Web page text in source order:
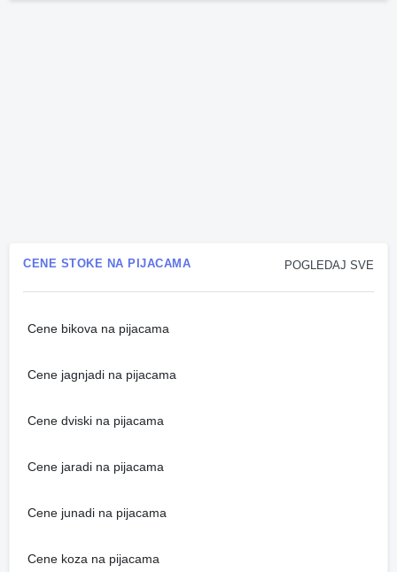
POGLEDAJ SVE
CENE STOKE NA PIJACAMA
Cene bikova na pijacama
Cene jagnjadi na pijacama
Cene dviski na pijacama
Cene jaradi na pijacama
Cene junadi na pijacama
Cene koza na pijacama